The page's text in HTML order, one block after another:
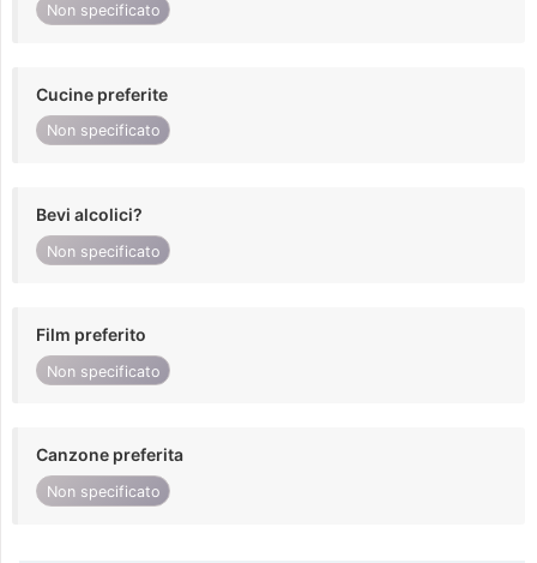
Non specificato
Cucine preferite
Non specificato
Bevi alcolici?
Non specificato
Film preferito
Non specificato
Canzone preferita
Non specificato